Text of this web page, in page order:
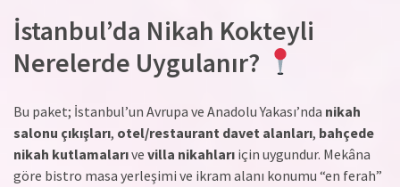
İstanbul’da Nikah Kokteyli
Nerelerde Uygulanır?
Bu paket; İstanbul’un Avrupa ve Anadolu Yakası’nda nikah
salonu çıkışları, otel/restaurant davet alanları, bahçede
nikah kutlamalarıve villa nikahları için uygundur. Mekâna
göre bistro masa yerleşimi ve ikram alanı konumu “en ferah”